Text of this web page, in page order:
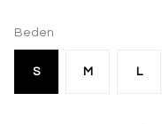
Beden
S M L